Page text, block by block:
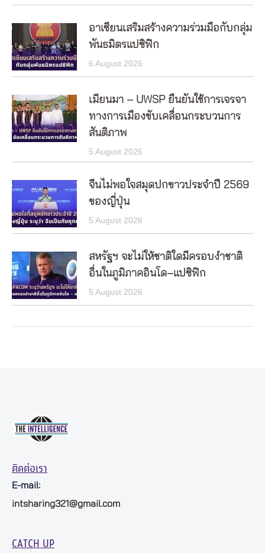
อาเซียนเสริมสร้างความร่วมมือกับกลุ่ม
พันธมิตรแปซิฟิก
6 August 2026
เมียนมา – UWSP ยืนยันใช้การเจรจา
ทางการเมืองขับเคลื่อนกระบวนการ
สันติภาพ
5 August 2026
จีนไม่พอใจสมุดปกขาวประจำปี 2569
ของญี่ปุ่น
5 August 2026
สหรัฐฯ จะไม่ให้ชาติใดมีครอบงำชาติ
อื่นในภูมิภาคอินโด–แปซิฟิก
5 August 2026
ติดต่อเรา
E-mail:
intsharing321@gmail.com
CATCH UP